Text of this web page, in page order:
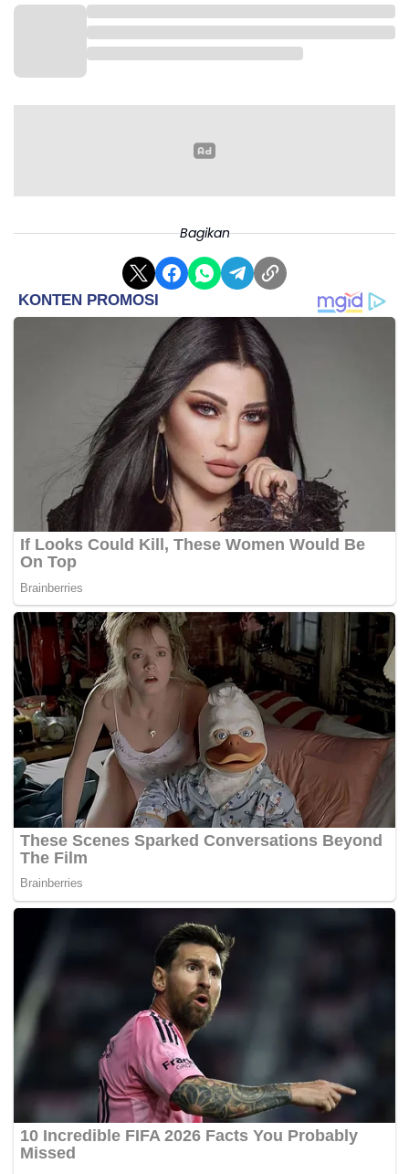
“Jadi untuk di Pilkada 2024 pun, kami berkomitmen untuk tetap
Pilpres kemarin,” kata Kang RHD.
rekomendasi itu akan beriringan dengan beberapa nama untuk
diusulkan sebagai pendamping Aep Syaepuloh.
“Rencananya iya (usul pendamping). Rekomendasi lagi diproses
DPP,” ucapnya.
Namun demikian, keputusan siapa pun pendamping Aep
Syaepuloh akan tetap berdasarkan hasil kesepakatan koalisi partai
“Tentunya harus dengan hasil musyawarah mufakat koalisi partai
dan atas persetujuan dari Pak Haji Aep sebagai Bacabup,” tegas
Kang RHD.
Kang RHD berharap, bergabungnya PKB di gerbong petahana
bisa menerjemahkan cita-cita PKB memajukan petani dan
UMKM.
“Kami sangat konsen kepada kebutuhan para petani dan UMKM.
Kami harap Bacabup nanti bisa menjalankan program-program
yang sudah kami agendakan,” tandas Kang RHD. (*)
Bagikan